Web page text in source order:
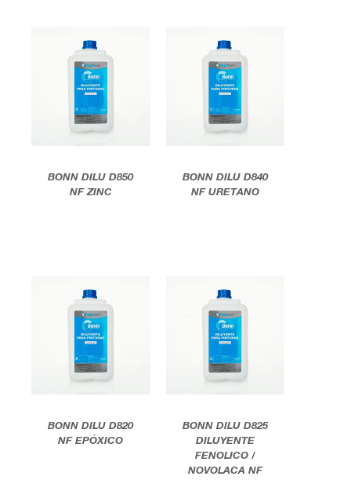
BONN DILU D850
NF ZINC
BONN DILU D840
NF URETANO
BONN DILU D820
NF EPÓXICO
BONN DILU D825
DILUYENTE
FENOLICO /
NOVOLACA NF